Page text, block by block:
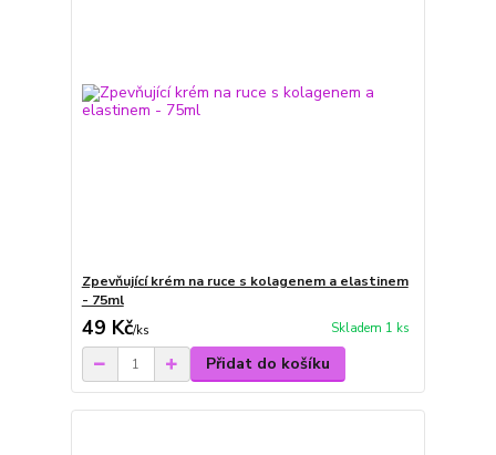
Zpevňující krém na ruce s kolagenem a elastinem
- 75ml
49 Kč/ks Skladem 1 ks
Přidat do košíku